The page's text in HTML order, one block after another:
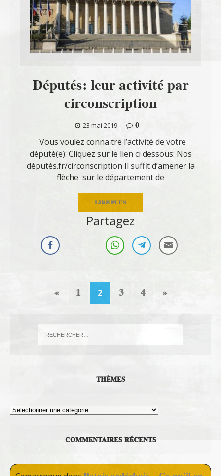
Députés: leur activité par
circonscription
23 mai 2019
0
Vous voulez connaitre l’activité de votre
député(e): Cliquez sur le lien ci dessous: Nos
députés.fr/circonscription Il suffit d’amener la
flèche sur le département de
LIRE PLUS
Partagez
« 1 2 3 4 »
THÈMES
Thèmes
COMMENTAIRES RÉCENTS